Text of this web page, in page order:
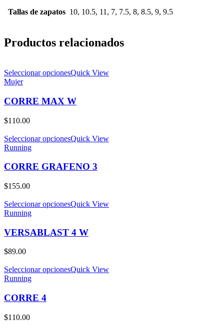
Tallas de zapatos 10, 10.5, 11, 7, 7.5, 8, 8.5, 9, 9.5
Productos relacionados
Seleccionar opcionesQuick View
Mujer
CORRE MAX W
$110.00
Seleccionar opcionesQuick View
Running
CORRE GRAFENO 3
$155.00
Seleccionar opcionesQuick View
Running
VERSABLAST 4 W
$89.00
Seleccionar opcionesQuick View
Running
CORRE 4
$110.00